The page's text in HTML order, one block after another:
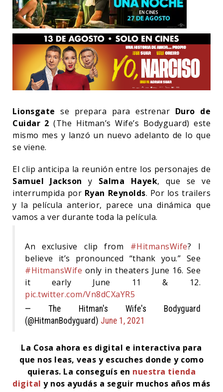
Lionsgate se prepara para estrenar Duro de
Cuidar 2 (The Hitman’s Wife’s Bodyguard) este
mismo mes y lanzó un nuevo adelanto de lo que
se viene.
El clip anticipa la reunión entre los personajes de
Samuel Jackson y Salma Hayek, que se ve
interrumpida por Ryan Reynolds. Por los trailers
y la película anterior, parece una dinámica que
vamos a ver durante toda la película.
An exclusive clip from #HitmansWife? I
believe it’s pronounced “thank you.” See
#HitmansWife only in theaters June 16. See
it early June 11 & 12.
pic.twitter.com/Vn8dCXaYR5
— The Hitman's Wife's Bodyguard
(@HitmanBodyguard) June 1, 2021
La Cosa ahora es digital e interactiva para
que nos leas, veas y escuches donde y como
quieras. La conseguís en nuestra tienda
digital y nos ayudás a seguir muchos años más